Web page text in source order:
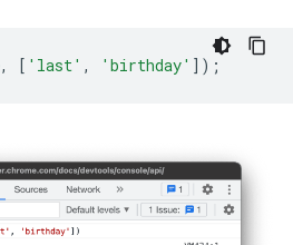
, [ 'last' , 'birthday' ]);